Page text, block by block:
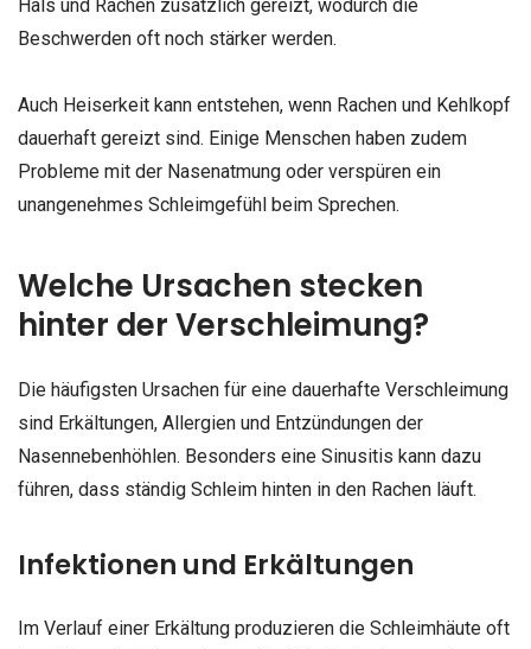
Hals und Rachen zusätzlich gereizt, wodurch die
Beschwerden oft noch stärker werden.
Auch Heiserkeit kann entstehen, wenn Rachen und Kehlkopf
dauerhaft gereizt sind. Einige Menschen haben zudem
Probleme mit der Nasenatmung oder verspüren ein
unangenehmes Schleimgefühl beim Sprechen.
Welche Ursachen stecken
hinter der Verschleimung?
Die häufigsten Ursachen für eine dauerhafte Verschleimung
sind Erkältungen, Allergien und Entzündungen der
Nasennebenhöhlen. Besonders eine Sinusitis kann dazu
führen, dass ständig Schleim hinten in den Rachen läuft.
Infektionen und Erkältungen
Im Verlauf einer Erkältung produzieren die Schleimhäute oft